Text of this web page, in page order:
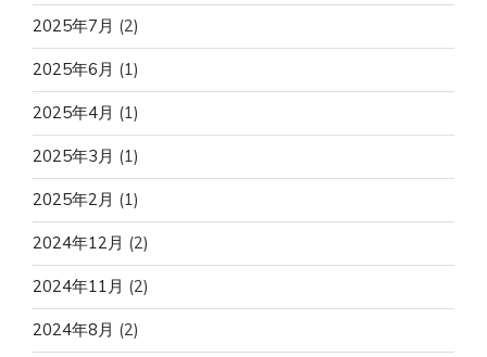
2025年7月 (2)
2025年6月 (1)
2025年4月 (1)
2025年3月 (1)
2025年2月 (1)
2024年12月 (2)
2024年11月 (2)
2024年8月 (2)